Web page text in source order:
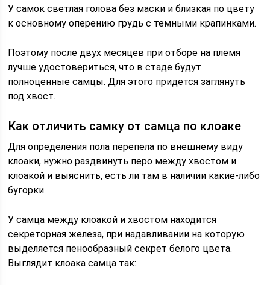
У самок светлая голова без маски и близкая по цвету
к основному оперению грудь с темными крапинками.
Поэтому после двух месяцев при отборе на племя
лучше удостовериться, что в стаде будут
полноценные самцы. Для этого придется заглянуть
под хвост.
Как отличить самку от самца по клоаке
Для определения пола перепела по внешнему виду
клоаки, нужно раздвинуть перо между хвостом и
клоакой и выяснить, есть ли там в наличии какие-либо
бугорки.
У самца между клоакой и хвостом находится
секреторная железа, при надавливании на которую
выделяется пенообразный секрет белого цвета.
Выглядит клоака самца так: